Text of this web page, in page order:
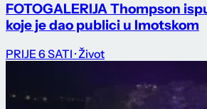
FOTOGALERIJA Thompson
koje je dao publici u Imotskom
PRIJE 6 SATI · Život